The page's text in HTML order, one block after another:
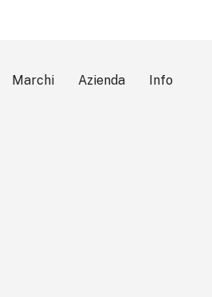
Marchi Azienda Info